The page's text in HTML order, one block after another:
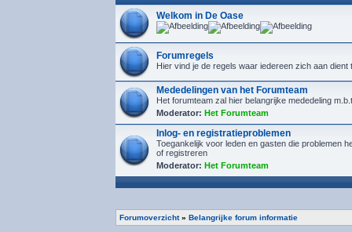
Welkom in De Oase
Forumregels
Hier vind je de regels waar iedereen zich aan dient
Mededelingen van het Forumteam
Het forumteam zal hier belangrijke mededeling
Moderator: Het Forumteam
Inlog- en registratieproblemen
Toegankelijk voor leden en gasten die problemen
of registreren
Moderator: Het Forumteam
Forumoverzicht» Belangrijke forum informatie